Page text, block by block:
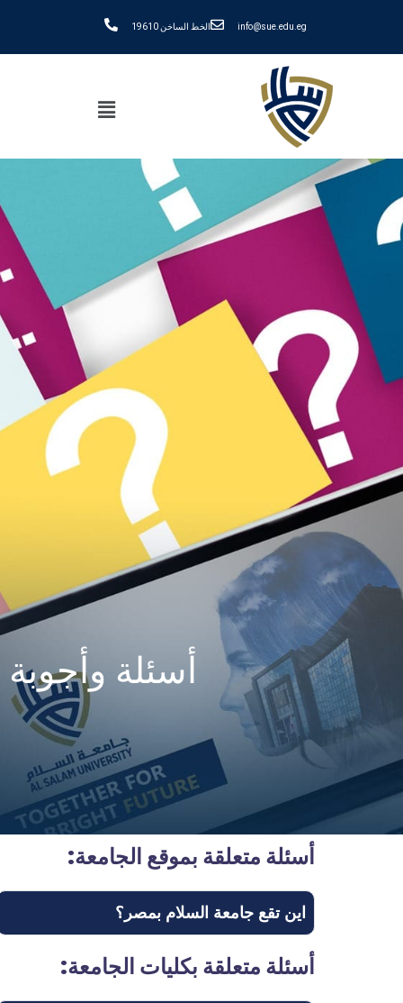
info@sue.edu.eg الخط الساخن 19610
أسئلة وأجوبة
أسئلة متعلقة بموقع الجامعة:
اين تقع جامعة السلام بمصر؟
أسئلة متعلقة بكليات الجامعة: